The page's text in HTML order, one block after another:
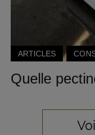
ARTICLES
Quelle